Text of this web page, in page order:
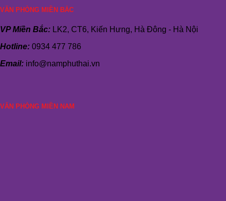
VĂN PHÒNG MIỀN BẮC
VP Miền Bắc: LK2, CT6, Kiến Hưng, Hà Đông - Hà Nội
Hotline: 0934 477 786
Email: info@namphuthai.vn
VĂN PHÒNG MIỀN NAM